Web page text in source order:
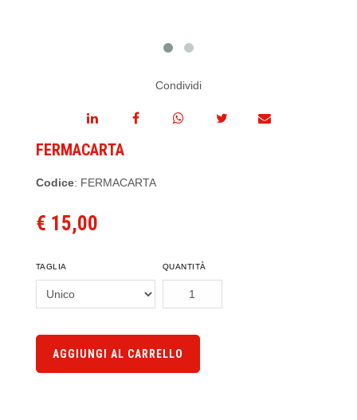
Condividi
FERMACARTA
Codice: FERMACARTA
€ 15,00
TAGLIA QUANTITÀ
AGGIUNGI AL CARRELLO